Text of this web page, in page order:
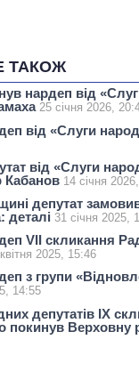
ТАКОЖ
нардеп від
25 січня 2026,
від «Слуги
від «Слуги
Кабанов 14 січня
депутат
деталі 31 січня 2025,
VII скликання
2025, 15:46
з групи
14:55
депутатів IX
покинув Верховну